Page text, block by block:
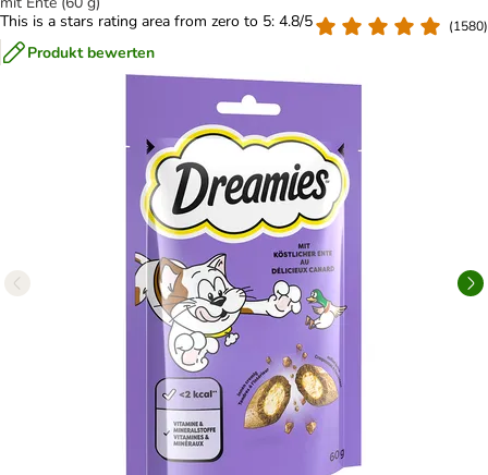
This is a stars rating area from zero to 5: 4.8/5
(1580)
Produkt bewerten